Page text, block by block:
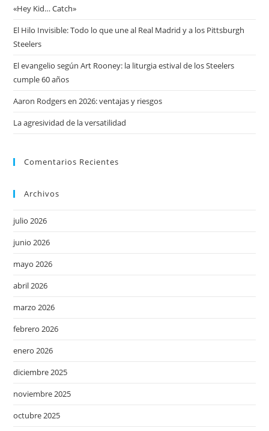
«Hey Kid… Catch»
El Hilo Invisible: Todo lo que une al Real Madrid y a los Pittsburgh
Steelers
El evangelio según Art Rooney: la liturgia estival de los Steelers
cumple 60 años
Aaron Rodgers en 2026: ventajas y riesgos
La agresividad de la versatilidad
Comentarios Recientes
Archivos
julio 2026
junio 2026
mayo 2026
abril 2026
marzo 2026
febrero 2026
enero 2026
diciembre 2025
noviembre 2025
octubre 2025